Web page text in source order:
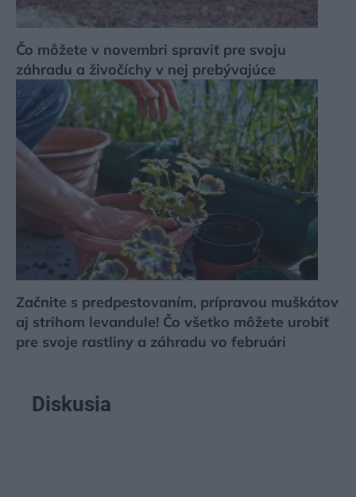
Čo môžete v novembri spraviť pre svoju
záhradu a živočíchy v nej prebývajúce
Začnite s predpestovaním, prípravou muškátov
aj strihom levandule! Čo všetko môžete urobiť
pre svoje rastliny a záhradu vo februári
Diskusia